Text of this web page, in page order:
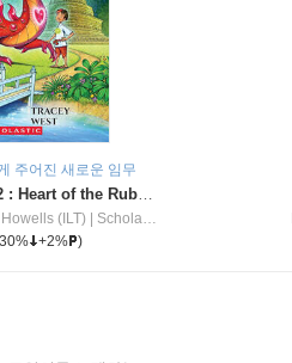
주어진 새로운 임무
Dragon Masters #32 : Heart of the Ruby Dragon (A Branches Book)
(ILT)
Scholastic Inc
+2% )